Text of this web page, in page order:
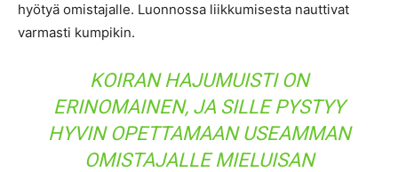
hyötyä omistajalle. Luonnossa liikkumisesta nauttivat
varmasti kumpikin.
KOIRAN HAJUMUISTI ON
ERINOMAINEN, JA SILLE PYSTYY
HYVIN OPETTAMAAN USEAMMAN
OMISTAJALLE MIELUISAN